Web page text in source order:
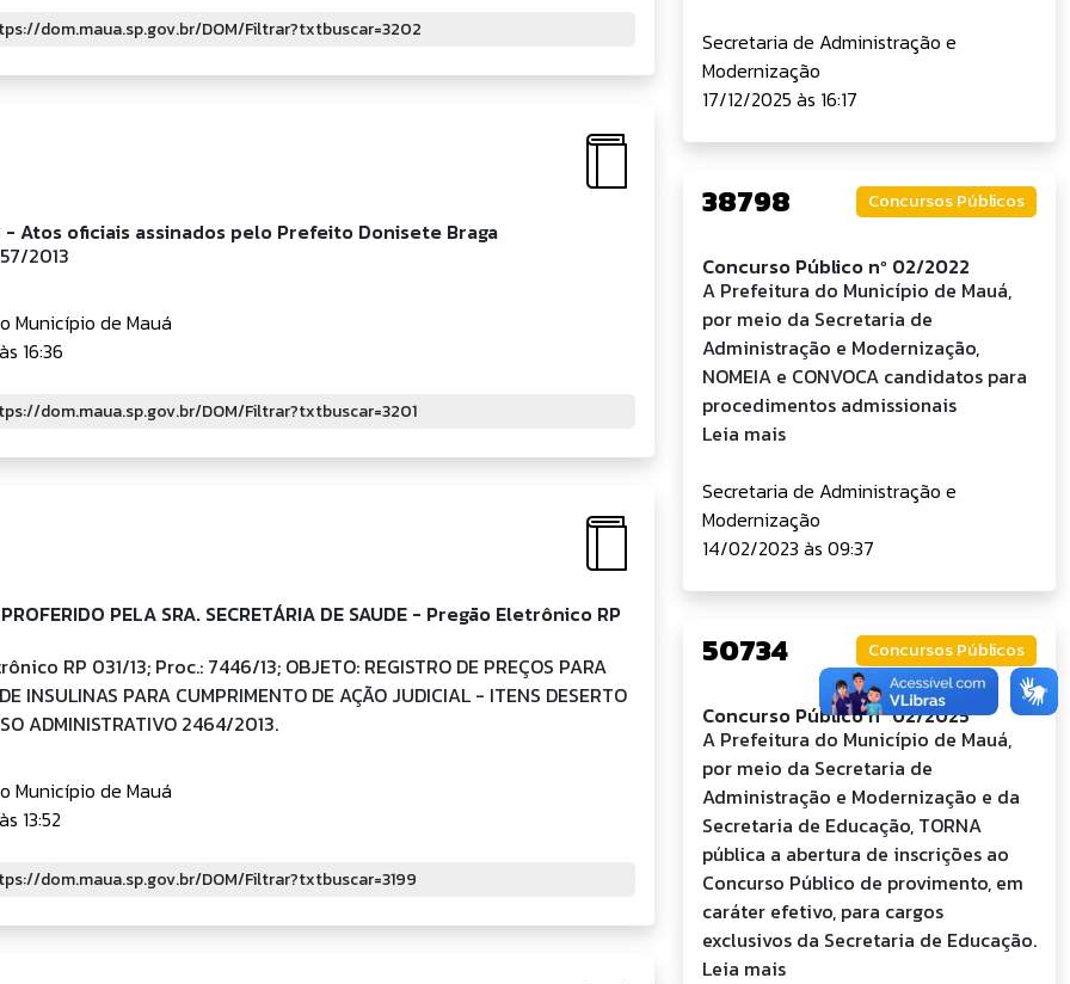
- Atos oficiais assinados pelo Prefeito Donisete Braga
2013
Município de Mauá
16:36
PROFERIDO PELA SRA. SECRETÁRIA DE SAUDE - Pregão Eletrônico RP
RP 031/13; Proc.: 7446/13; OBJETO: REGISTRO DE PREÇOS PARA
INSULINAS PARA CUMPRIMENTO DE AÇÃO JUDICIAL - ITENS DESERTO
ADMINISTRATIVO 2464/2013.
Município de Mauá
13:52
Secretaria de Administração e
Modernização
17/12/2025 às 16:17
38798 Concursos Públicos
Concurso Público nº 02/2022
A Prefeitura do Município de Mauá,
por meio da Secretaria de
Administração e Modernização,
NOMEIA e CONVOCA candidatos para
procedimentos admissionais
Leia mais
Secretaria de Administração e
Modernização
14/02/2023 às 09:37
50734 Concursos Públicos
Concurso Público nº 02/2025
A Prefeitura do Município de Mauá,
por meio da Secretaria de
Administração e Modernização e da
Secretaria de Educação, TORNA
pública a abertura de inscrições ao
Concurso Público de provimento, em
caráter efetivo, para cargos
exclusivos da Secretaria de Educação.
Leia mais